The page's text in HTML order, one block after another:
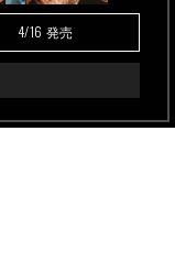
4/16 発売